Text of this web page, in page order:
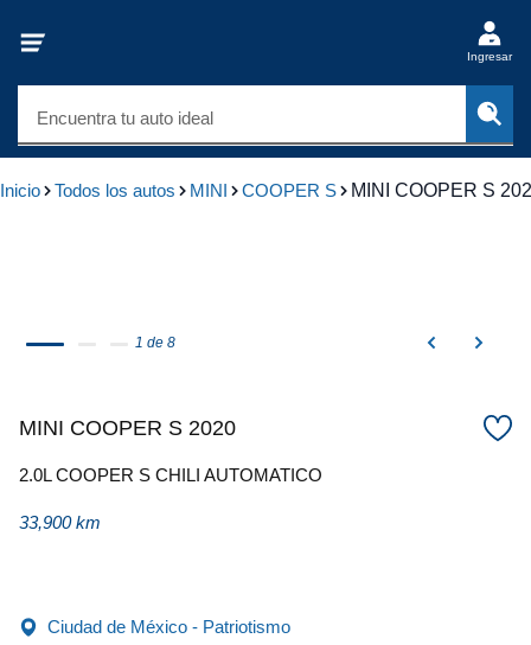
Ingresar
Encuentra tu auto ideal
Inicio Todos los autos MINI COOPER S MINI COOPER S
1 de 8
MINI COOPER S 2020
2.0L COOPER S CHILI AUTOMATICO
33,900 km
Ciudad de México - Patriotismo